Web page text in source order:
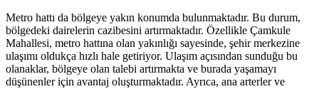
Metro hattı da bölgeye yakın konumda bulunmaktadır. Bu durum,
bölgedeki dairelerin cazibesini artırmaktadır. Özellikle Çamkule
Mahallesi, metro hattına olan yakınlığı sayesinde, şehir merkezine
ulaşımı oldukça hızlı hale getiriyor. Ulaşım açısından sunduğu bu
olanaklar, bölgeye olan talebi artırmakta ve burada yaşamayı
düşünenler için avantaj oluşturmaktadır. Ayrıca, ana arterler ve